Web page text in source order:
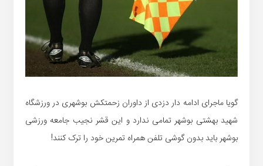
گویا ماجرای ادامه دار دزدی از داوران زحمتکش بوشهری در ورزشگاه
شهید بهشتی بوشهر تمامی ندارد و این قشر نجیب جامعه ورزشی
بوشهر باید بدون گوشی تلفن همراه تمرین خود را ترک کنند!